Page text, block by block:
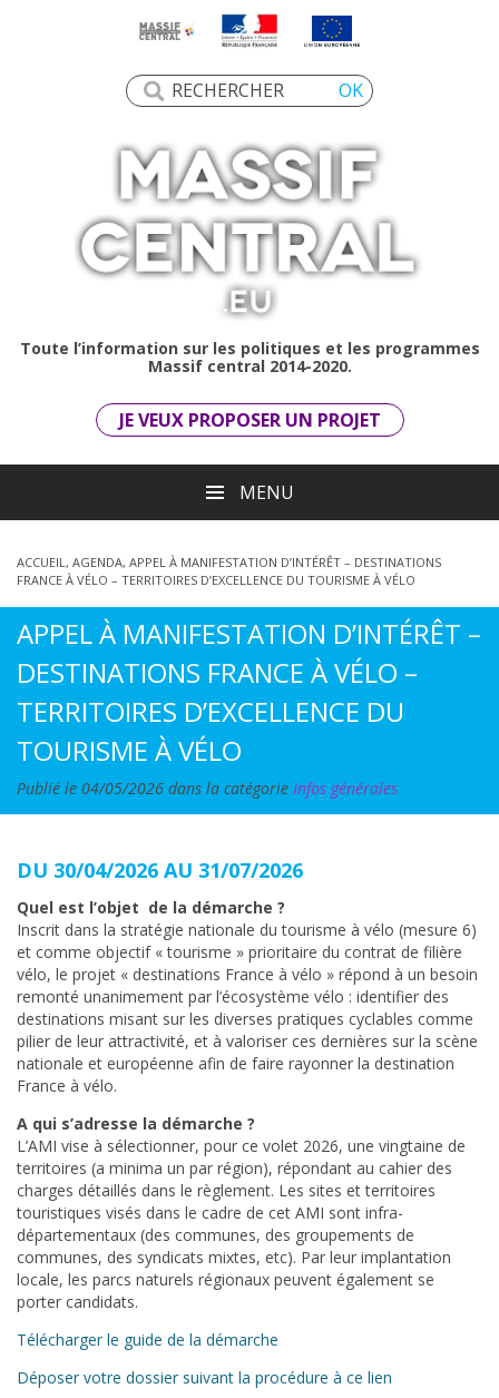
Toute l’information sur les politiques et les programmes
Massif central 2014-2020.
JE VEUX PROPOSER UN PROJET
MENU
ACCUEIL, AGENDA, APPEL À MANIFESTATION D’INTÉRÊT – DESTINATIONS
FRANCE À VÉLO – TERRITOIRES D’EXCELLENCE DU TOURISME À VÉLO
APPEL À MANIFESTATION D’INTÉRÊT –
DESTINATIONS FRANCE À VÉLO –
TERRITOIRES D’EXCELLENCE DU
TOURISME À VÉLO
Publié le 04/05/2026 dans la catégorie Infos générales
DU 30/04/2026 AU 31/07/2026
Quel est l’objet de la démarche ?
Inscrit dans la stratégie nationale du tourisme à vélo (mesure 6)
et comme objectif « tourisme » prioritaire du contrat de filière
vélo, le projet « destinations France à vélo » répond à un besoin
remonté unanimement par l’écosystème vélo : identifier des
destinations misant sur les diverses pratiques cyclables comme
pilier de leur attractivité, et à valoriser ces dernières sur la scène
nationale et européenne afin de faire rayonner la destination
France à vélo.
A qui s’adresse la démarche ?
L’AMI vise à sélectionner, pour ce volet 2026, une vingtaine de
territoires (a minima un par région), répondant au cahier des
charges détaillés dans le règlement. Les sites et territoires
touristiques visés dans le cadre de cet AMI sont infra-
départementaux (des communes, des groupements de
communes, des syndicats mixtes, etc). Par leur implantation
locale, les parcs naturels régionaux peuvent également se
porter candidats.
Télécharger le guide de la démarche
Déposer votre dossier suivant la procédure à ce lien